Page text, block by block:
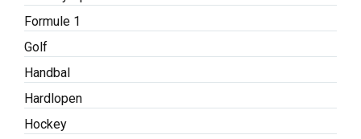
Formule 1
Golf
Handbal
Hardlopen
Hockey